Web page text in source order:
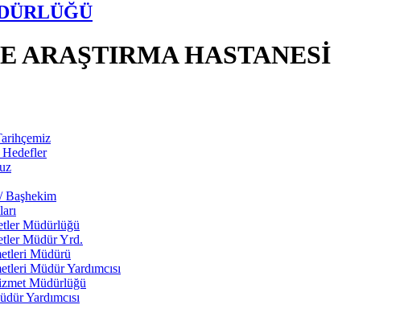
ARAŞTIRMA HASTANESİ
Başhekim
Müdürlüğü
Müdür Yrd.
Müdürü
Müdür Yardımcısı
Müdürlüğü
Yardımcısı